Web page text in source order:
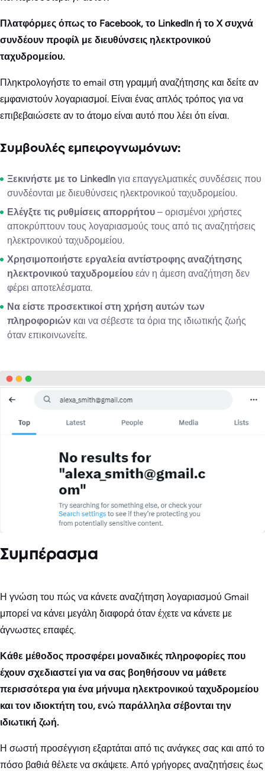
Πλατφόρμες όπως το Facebook, το LinkedIn ή το X συχνά
συνδέουν προφίλ με διευθύνσεις ηλεκτρονικού
ταχυδρομείου.
Πληκτρολογήστε το email στη γραμμή αναζήτησης και δείτε αν
εμφανιστούν λογαριασμοί. Είναι ένας απλός τρόπος για να
επιβεβαιώσετε αν το άτομο είναι αυτό που λέει ότι είναι.
Συμβουλές εμπειρογνωμόνων:
Ξεκινήστε με το LinkedIn για επαγγελματικές συνδέσεις που
συνδέονται με διευθύνσεις ηλεκτρονικού ταχυδρομείου.
Ελέγξτε τις ρυθμίσεις απορρήτου – ορισμένοι χρήστες
αποκρύπτουν τους λογαριασμούς τους από τις αναζητήσεις
ηλεκτρονικού ταχυδρομείου.
Χρησιμοποιήστε εργαλεία αντίστροφης αναζήτησης
ηλεκτρονικού ταχυδρομείου εάν η άμεση αναζήτηση δεν
φέρει αποτελέσματα.
Να είστε προσεκτικοί στη χρήση αυτών των
πληροφοριών και να σέβεστε τα όρια της ιδιωτικής ζωής
όταν επικοινωνείτε.
Συμπέρασμα
Η γνώση του πώς να κάνετε αναζήτηση λογαριασμού Gmail
μπορεί να κάνει μεγάλη διαφορά όταν έχετε να κάνετε με
άγνωστες επαφές.
Κάθε μέθοδος προσφέρει μοναδικές πληροφορίες που
έχουν σχεδιαστεί για να σας βοηθήσουν να μάθετε
περισσότερα για ένα μήνυμα ηλεκτρονικού ταχυδρομείου
και τον ιδιοκτήτη του, ενώ παράλληλα σέβονται την
ιδιωτική ζωή.
Η σωστή προσέγγιση εξαρτάται από τις ανάγκες σας και από το
πόσο βαθιά θέλετε να σκάψετε. Από γρήγορες αναζητήσεις έως